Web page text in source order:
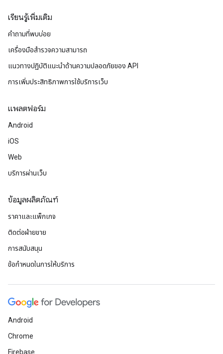
เรียนรู้เพิ่มเติม
คำถามที่พบบ่อย
เครื่องมือสำรวจความสามารถ
แนวทางปฏิบัติแนะนําด้านความปลอดภัยของ API
การเพิ่มประสิทธิภาพการใช้บริการเว็บ
แพลตฟอร์ม
Android
iOS
Web
บริการผ่านเว็บ
ข้อมูลผลิตภัณฑ์
ราคาและแพ็กเกจ
ติดต่อฝ่ายขาย
การสนับสนุน
ข้อกำหนดในการให้บริการ
Android
Chrome
Firebase